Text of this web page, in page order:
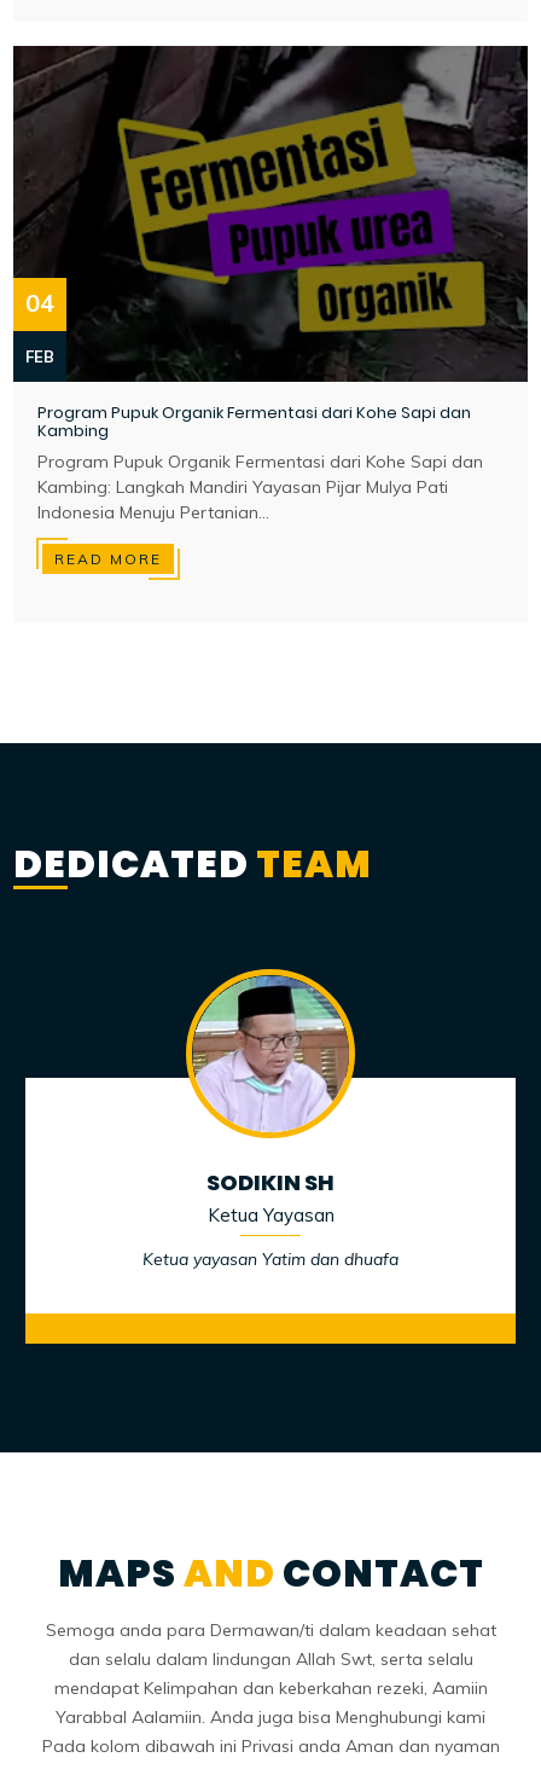
04
FEB
Program Pupuk Organik Fermentasi dari Kohe Sapi dan
Kambing
Program Pupuk Organik Fermentasi dari Kohe Sapi dan
Kambing: Langkah Mandiri Yayasan Pijar Mulya Pati
Indonesia Menuju Pertanian...
READ MORE
DEDICATED TEAM
SODIKIN SH
Ketua Yayasan
Ketua yayasan Yatim dan dhuafa
MAPSAND CONTACT
Semoga anda para Dermawan/ti dalam keadaan sehat
dan selalu dalam lindungan Allah Swt, serta selalu
mendapat Kelimpahan dan keberkahan rezeki, Aamiin
Yarabbal Aalamiin. Anda juga bisa Menghubungi kami
Pada kolom dibawah ini Privasi anda Aman dan nyaman